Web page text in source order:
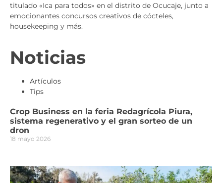
titulado «Ica para todos» en el distrito de Ocucaje, junto a
emocionantes concursos creativos de cócteles,
housekeeping y más.
Noticias
Artículos
Tips
Crop Business en la feria Redagrícola Piura,
sistema regenerativo y el gran sorteo de un
dron
18 mayo 2026